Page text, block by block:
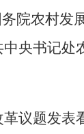
院农村发
央书记处
议题发表